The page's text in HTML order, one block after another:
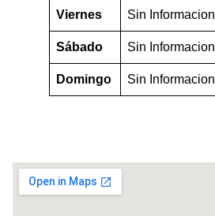
Viernes Sin Informacion
Sábado Sin Informacion
Domingo Sin Informacion